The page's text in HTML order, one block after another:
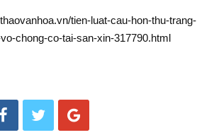
tien-luat-cau-hon-thu-trang-
chong-co-tai-san-xin-317790.html